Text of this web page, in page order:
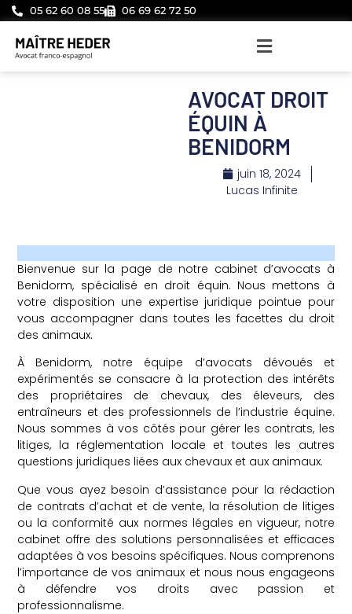
05 62 60 08 55 06 69 62 72 50
AVOCAT DROIT
ÉQUIN À
BENIDORM
juin 18, 2024
Lucas Infinite
Bienvenue sur la page de notre cabinet d’avocats à
Benidorm, spécialisé en droit équin. Nous mettons à
votre disposition une expertise juridique pointue pour
vous accompagner dans toutes les facettes du droit
des animaux.
À Benidorm, notre équipe d’avocats dévoués et
expérimentés se consacre à la protection des intérêts
des propriétaires de chevaux, des éleveurs, des
entraîneurs et des professionnels de l’industrie équine.
Nous sommes à vos côtés pour gérer les contrats, les
litiges, la réglementation locale et toutes les autres
questions juridiques liées aux chevaux et aux animaux.
Que vous ayez besoin d’assistance pour la rédaction
de contrats d’achat et de vente, la résolution de litiges
ou la conformité aux normes légales en vigueur, notre
cabinet offre des solutions personnalisées et efficaces
adaptées à vos besoins spécifiques. Nous comprenons
l’importance de vos animaux et nous nous engageons
à défendre vos droits avec passion et
professionnalisme.